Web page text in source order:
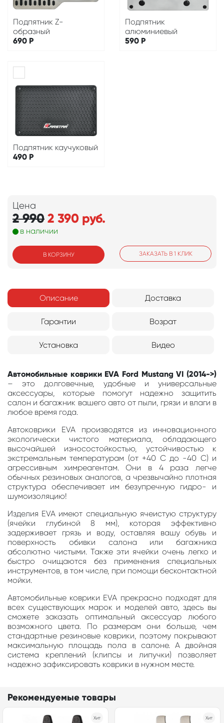
Подпятник Z-
образный
690 Р
Подпятник
алюминиевый
590 Р
Подпятник каучуковый
490 Р
Цена
2 9902 390 руб.
в наличии
В КОРЗИНУ ЗАКАЗАТЬ В 1 КЛИК
Описание Доставка
Гарантии Возрат
Установка Видео
Автомобильные коврики EVA Ford Mustang VI (2014->)
– это долговечные, удобные и универсальные
аксессуары, которые помогут надежно защитить
салон и багажник вашего авто от пыли, грязи и влаги в
любое время года.
Автоковрики EVA производятся из инновационного
экологически чистого материала, обладающего
высочайшей износостойкостью, устойчивостью к
экстремальным температурам (от +40 С до -40 С) и
агрессивным химреагентам. Они в 4 раза легче
обычных резиновых аналогов, а чрезвычайно плотная
структура обеспечивает им безупречную гидро- и
шумоизоляцию!
Изделия EVA имеют специальную ячеистую структуру
(ячейки глубиной 8 мм), которая эффективно
задерживает грязь и воду, оставляя вашу обувь и
поверхность обивки салона или багажника
абсолютно чистыми. Также эти ячейки очень легко и
быстро очищаются без применения специальных
инструментов, в том числе, при помощи бесконтактной
мойки.
Автомобильные коврики EVA прекрасно подходят для
всех существующих марок и моделей авто, здесь вы
сможете заказать оптимальный аксессуар любого
возможного цвета. По размерам они больше, чем
стандартные резиновые коврики, поэтому покрывают
максимальную площадь пола в салоне. А двойная
система креплений (клипсы и липучки) позволяет
надежно зафиксировать коврики в нужном месте.
Рекомендуемые товары
Хит Хит